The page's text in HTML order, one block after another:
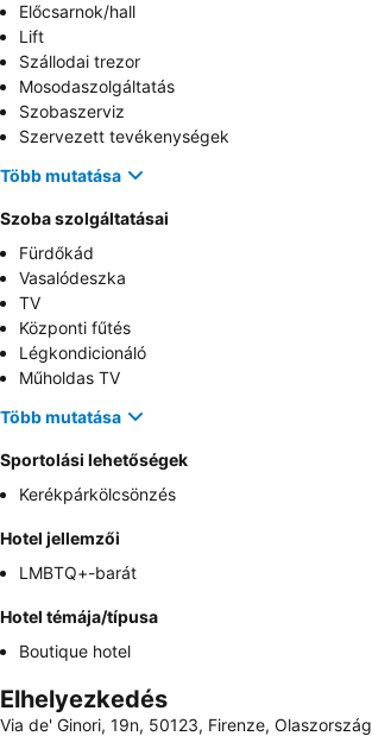
Előcsarnok/hall
Lift
Szállodai trezor
Mosodaszolgáltatás
Szobaszerviz
Szervezett tevékenységek
Több mutatása
Szoba szolgáltatásai
Fürdőkád
Vasalódeszka
TV
Központi fűtés
Légkondicionáló
Műholdas TV
Több mutatása
Sportolási lehetőségek
Kerékpárkölcsönzés
Hotel jellemzői
LMBTQ+-barát
Hotel témája/típusa
Boutique hotel
Elhelyezkedés
Via de' Ginori, 19n, 50123, Firenze, Olaszország